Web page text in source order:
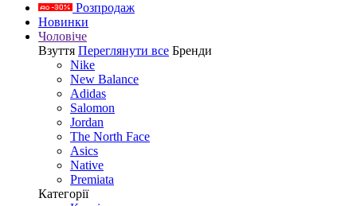
Розпродаж
Новинки
Чоловіче
Взуття Переглянути все Бренди
Nike
New Balance
Adidas
Salomon
Jordan
The North Face
Asics
Native
Premiata
Категорії